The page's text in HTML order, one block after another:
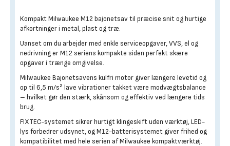
Kompakt Milwaukee M12 bajonetsav til præcise snit og hurtige
afkortninger i metal, plast og træ.
Uanset om du arbejder med enkle serviceopgaver, VVS, el og
nedrivning er M12 seriens kompakte siden perfekt skære
opgaver i trænge omgivelse.
Milwaukee Bajonetsavens kulfri motor giver længere levetid og
op til 6,5 m/s² lave vibrationer takket være modvægtsbalance
– hvilket gør den stærk, skånsom og effektiv ved længere tids
brug.
FIXTEC-systemet sikrer hurtigt klingeskift uden værktøj, LED-
lys forbedrer udsynet, og M12-batterisystemet giver frihed og
kompatibilitet med hele serien af Milwaukee kompaktværktøj.